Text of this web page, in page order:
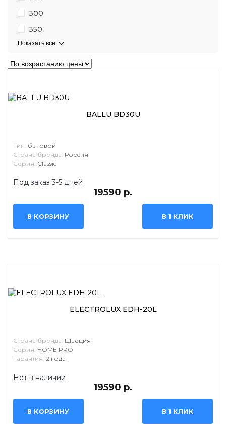
300
350
Показать все
BALLU BD30U
Тип: бытовой
Страна бренда: Россия
Серия: Classic
Под заказ 3-5 дней
19590 р.
В КОРЗИНУ В 1 КЛИК
ELECTROLUX EDH-20L
Страна бренда: Швеция
Серия: HOME PRO
Гарантия: 2 года
Нет в наличии
19590 р.
В КОРЗИНУ В 1 КЛИК